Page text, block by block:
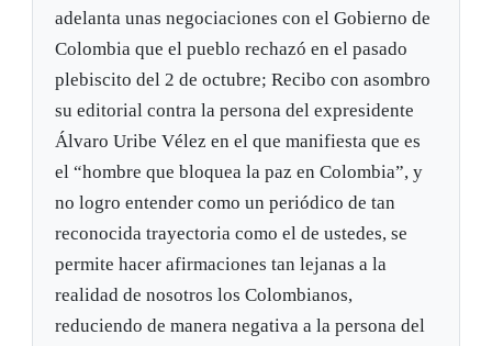
adelanta unas negociaciones con el Gobierno de
Colombia que el pueblo rechazó en el pasado
plebiscito del 2 de octubre; Recibo con asombro
su editorial contra la persona del expresidente
Álvaro Uribe Vélez en el que manifiesta que es
el “hombre que bloquea la paz en Colombia”, y
no logro entender como un periódico de tan
reconocida trayectoria como el de ustedes, se
permite hacer afirmaciones tan lejanas a la
realidad de nosotros los Colombianos,
reduciendo de manera negativa a la persona del